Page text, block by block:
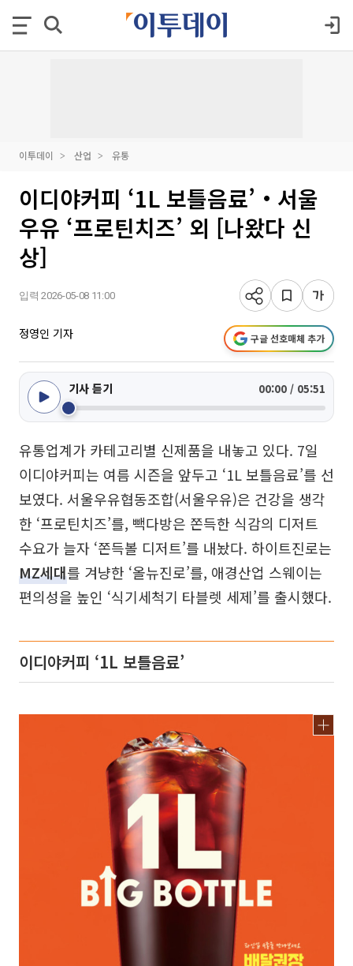
이투데이 산업 유통
이디야커피 ‘1L 보틀음료’‧서울
우유 ‘프로틴치즈’ 외 [나왔다 신
상]
입력 2026-05-08 11:00
정영인 기자 구글 선호매체 추가
기사 듣기 00:00 / 05:51
유통업계가 카테고리별 신제품을 내놓고 있다. 7일
이디야커피는 여름 시즌을 앞두고 ‘1L 보틀음료’를 선
보였다. 서울우유협동조합(서울우유)은 건강을 생각
한 ‘프로틴치즈’를, 빽다방은 쫀득한 식감의 디저트
수요가 늘자 ‘쫀득볼 디저트’를 내놨다. 하이트진로는
MZ세대를 겨냥한 ‘올뉴진로’를, 애경산업 스웨이는
편의성을 높인 ‘식기세척기 타블렛 세제’를 출시했다.
이디야커피 ‘1L 보틀음료’